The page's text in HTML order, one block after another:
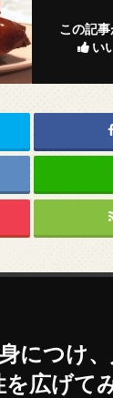
この記
い
につけ
を広げて